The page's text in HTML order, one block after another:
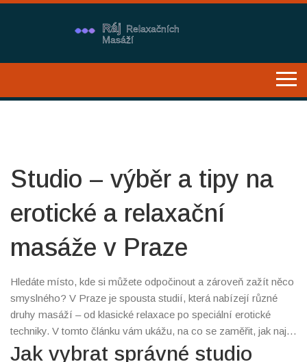
Studio – výběr a tipy na
erotické a relaxační
masáže v Praze
Hledáte místo, kde si můžete odpočinout a zároveň zažít něco
smyslného? V Praze je spousta studií, která nabízejí různé
druhy masáží – od klasické relaxace po speciální erotické
techniky. V tomto článku vám ukážu, na co se zaměřit, jak najít
důvěryhodné studio a co můžete od jednotlivých služeb
Jak vybrat správné studio